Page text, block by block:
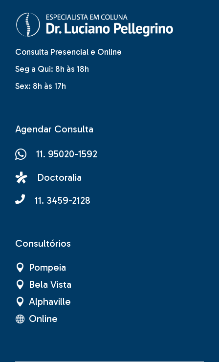
Consulta Presencial e Online
Seg a Qui: 8h às 18h
Sex: 8h às 17h
Agendar Consulta
11. 95020-1592
Doctoralia
11. 3459-2128
Consultórios
Pompeia
Bela Vista
Alphaville
Online